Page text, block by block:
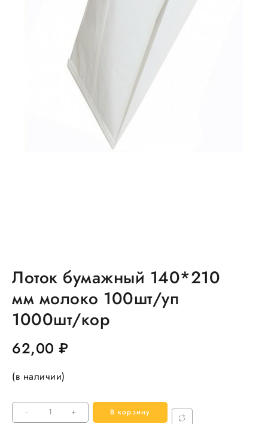
Лоток бумажный 140*210
мм молоко 100шт/уп
1000шт/кор
62,00 ₽
(в наличии)
-
Количество
+ В корзину